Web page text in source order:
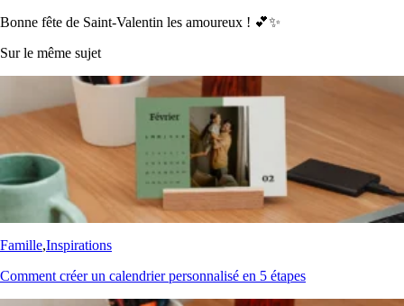
Bonne fête de Saint-Valentin les amoureux ! 💕✨
Sur le même sujet
Famille,Inspirations
Comment créer un calendrier personnalisé en 5 étapes